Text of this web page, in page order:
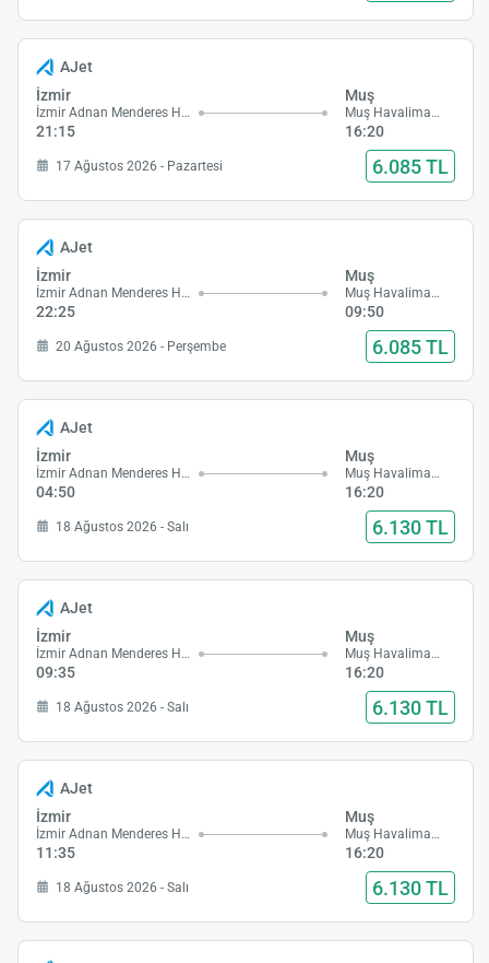
AJet
İzmir
İzmir Adnan Menderes Havalimanı
21:15
Muş
Muş Havalimanı
16:20
17 Ağustos 2026 - Pazartesi 6.085 TL
AJet
İzmir
İzmir Adnan Menderes Havalimanı
22:25
Muş
Muş Havalimanı
09:50
20 Ağustos 2026 - Perşembe 6.085 TL
AJet
İzmir
İzmir Adnan Menderes Havalimanı
04:50
Muş
Muş Havalimanı
16:20
18 Ağustos 2026 - Salı 6.130 TL
AJet
İzmir
İzmir Adnan Menderes Havalimanı
09:35
Muş
Muş Havalimanı
16:20
18 Ağustos 2026 - Salı 6.130 TL
AJet
İzmir
İzmir Adnan Menderes Havalimanı
11:35
Muş
Muş Havalimanı
16:20
18 Ağustos 2026 - Salı 6.130 TL